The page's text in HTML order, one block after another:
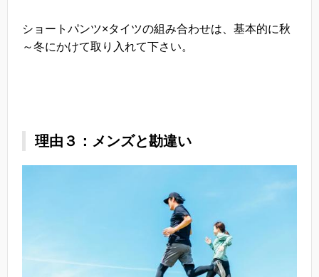
ショートパンツ×タイツの組み合わせは、基本的に秋
～冬にかけて取り入れて下さい。
理由３：メンズと勘違い